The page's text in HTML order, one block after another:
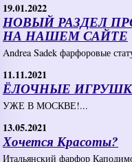
19.01.2022
НОВЫЙ РАЗДЕЛ
НА НАШЕМ САЙТЕ
Andrea Sadek фарфоровые
11.11.2021
ЁЛОЧНЫЕ
УЖЕ В МОСКВЕ!...
13.05.2021
Хочется Красоты?
Итальянский фарфор